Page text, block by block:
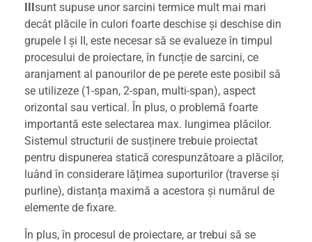
sunt supuse unor sarcini termice mult mai mari
decât plăcile în culori foarte deschise și deschise din
grupele I și II, este necesar să se evalueze în timpul
procesului de proiectare, în funcție de sarcini, ce
aranjament al panourilor de pe perete este posibil să
se utilizeze (1-span, 2-span, multi-span), aspect
orizontal sau vertical. În plus, o problemă foarte
importantă este selectarea max. lungimea plăcilor.
Sistemul structurii de susținere trebuie proiectat
pentru dispunerea statică corespunzătoare a plăcilor,
luând în considerare lățimea suporturilor (traverse și
purline), distanța maximă a acestora și numărul de
elemente de fixare.
În plus, în procesul de proiectare, ar trebui să se